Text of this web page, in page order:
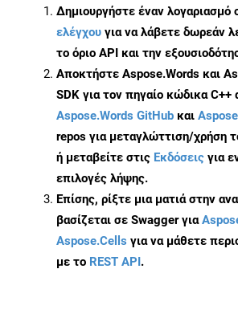
Δημιουργήστε έναν λογαριασμό
ελέγχου για να λάβετε δωρεάν
το όριο API και την
Αποκτήστε Aspose.Words και
SDK για τον πηγαίο κώδικα C++
Aspose.Words GitHub και
repos για μεταγλώττιση/χρήση
ή μεταβείτε στις Εκδόσεις για
επιλογές λήψης.
Επίσης, ρίξτε μια ματιά στην
βασίζεται σε Swagger για
Aspose.Cells για να μάθετε
με το REST API.